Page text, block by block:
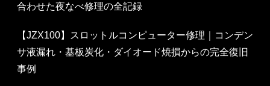
合わせた夜なべ修理の全記録
【JZX100】スロットルコンピューター修理｜コンデン
サ液漏れ・基板炭化・ダイオード焼損からの完全復旧
事例